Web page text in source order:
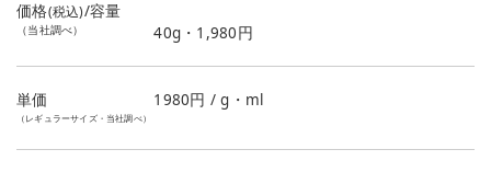
価格(税込)/容量
（当社調べ） 40g・1,980円
単価
（レギュラーサイズ・当社調べ）
1980円 / g・ml